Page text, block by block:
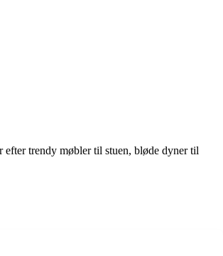
efter trendy møbler til stuen, bløde dyner til